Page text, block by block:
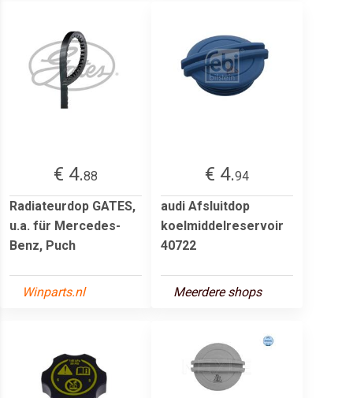
€ 4.88
Radiateurdop GATES,
u.a. für Mercedes-
Benz, Puch
Winparts.nl
€ 4.94
audi Afsluitdop
koelmiddelreservoir
40722
Meerdere shops